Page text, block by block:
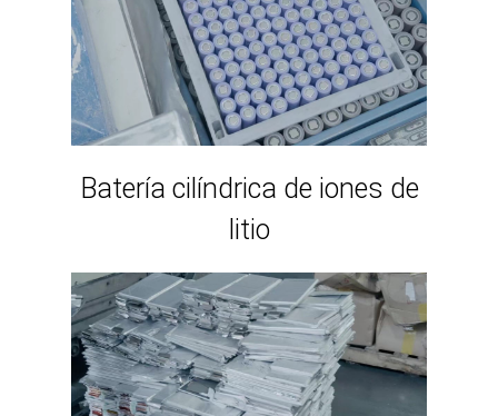
Batería cilíndrica de iones de
litio